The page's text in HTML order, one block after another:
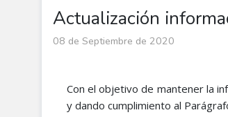
Actualización
08 de Septiembre de 2020
Con el objetivo de mantener la
y dando cumplimiento al